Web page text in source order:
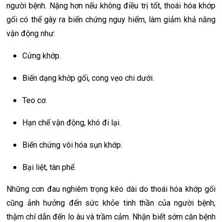
người bệnh. Nặng hơn nếu không điều trị tốt, thoái hóa khớp
gối có thể gây ra biến chứng nguy hiểm, làm giảm khả năng
vận động như:
Cứng khớp.
Biến dạng khớp gối, cong vẹo chi dưới.
Teo cơ.
Hạn chế vận động, khó đi lại.
Biến chứng vôi hóa sụn khớp.
Bại liệt, tàn phế.
Những cơn đau nghiêm trọng kéo dài do thoái hóa khớp gối
cũng ảnh hưởng đến sức khỏe tinh thần của người bệnh,
thậm chí dẫn đến lo âu và trầm cảm. Nhận biết sớm căn bệnh